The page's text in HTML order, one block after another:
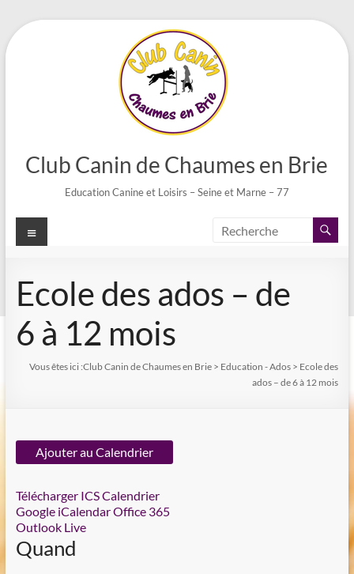
Aller
au
Club Canin de Chaumes en Brie
Education Canine et Loisirs – Seine et Marne – 77
Menu
Ecole des ados – de
6 à 12 mois
Vous êtes ici :Club Canin de Chaumes en Brie > Education - Ados > Ecole des
ados – de 6 à 12 mois
Ajouter au Calendrier
Télécharger ICSCalendrier
Google iCalendarOffice 365
Outlook Live
Quand